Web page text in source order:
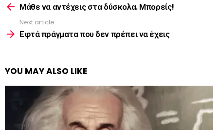
moreΜάθε να αντέχεις στα δύσκολα. Μπορείς!
Next article
Εφτά πράγματα που δεν πρέπει να έχεις
YOU MAY ALSO LIKE